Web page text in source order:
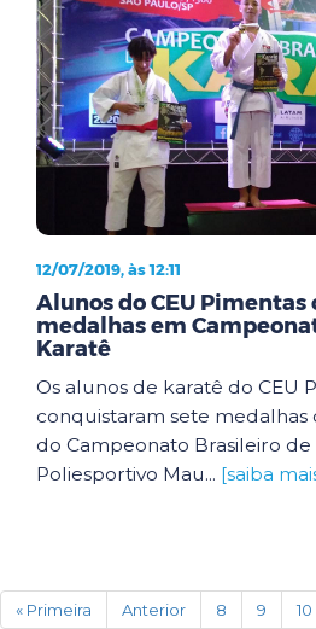
12/07/2019, às 12:11
Alunos do CEU
medalhas em
Karatê
Os alunos de karatê do CEU
conquistaram sete medalhas
do Campeonato Brasileiro de
Poliesportivo Mau... [saiba
« Primeira Anterior 8 9 10